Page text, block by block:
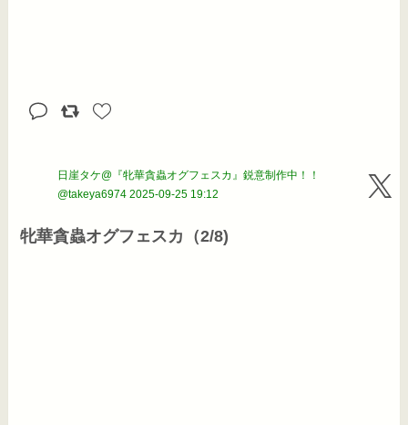
日崖タケ@『牝華貪蟲オグフェスカ』鋭意制作中！！
@takeya6974 2025-09-25 19:12
牝華貪蟲オグフェスカ（2/8)